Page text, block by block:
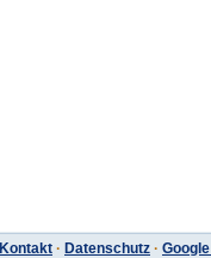
Kontakt · Datenschutz ·